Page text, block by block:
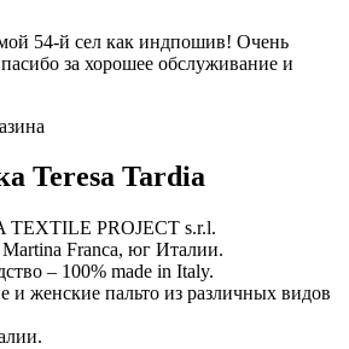
54-й сел как индпошив! Очень
за хорошее обслуживание и
Teresa Tardia
PROJECT s.r.l.
Franca, юг Италии.
– 100% made in Italy.
и женские пальто из различных видов